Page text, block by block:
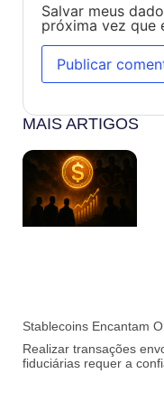
Salvar meus
próxima vez que
MAIS ARTIGOS
Stablecoins Encantam
Realizar transações
fiduciárias requer a